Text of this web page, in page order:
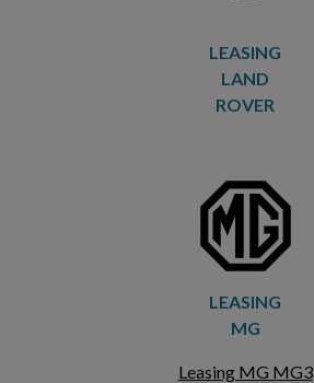
LEASING
LAND
ROVER
LEASING
MG
Leasing MG MG3